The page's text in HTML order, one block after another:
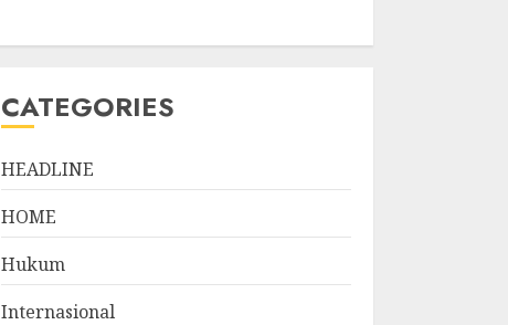
CATEGORIES
HEADLINE
HOME
Hukum
Internasional